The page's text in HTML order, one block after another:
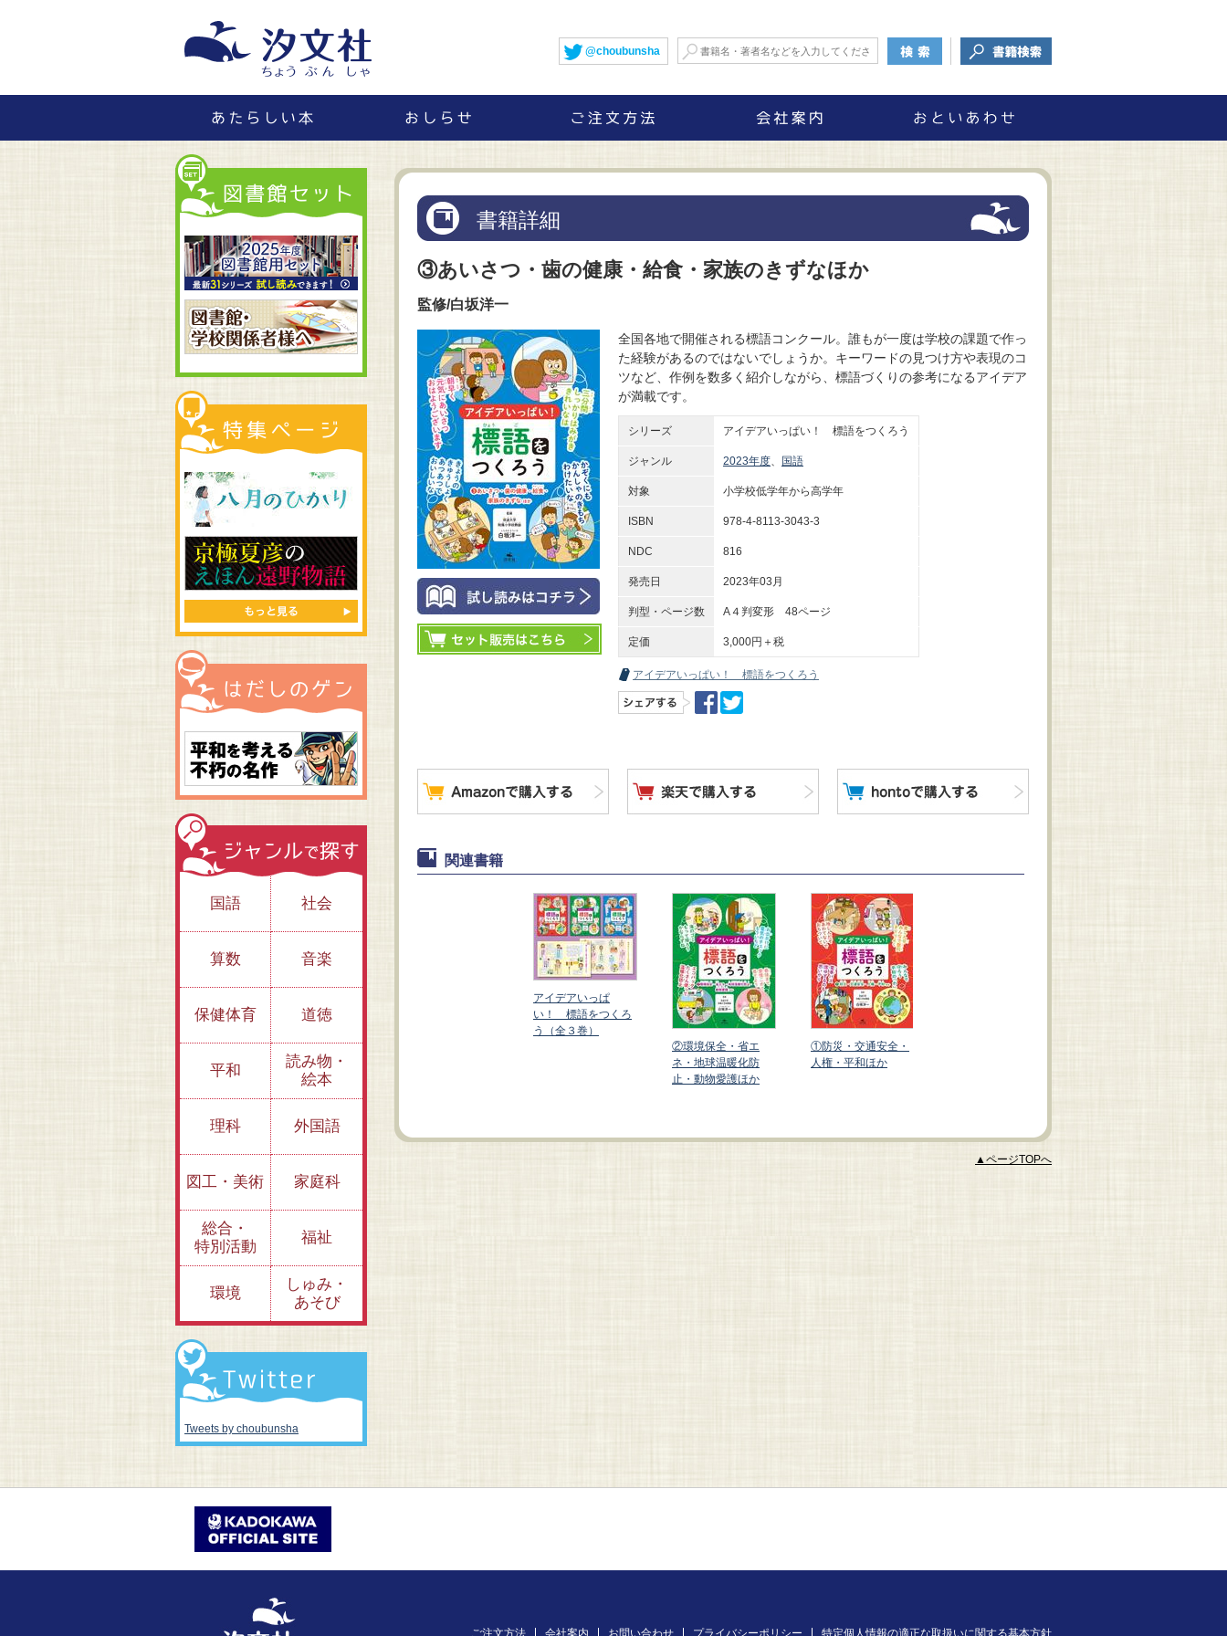
@choubunsha
書籍詳細
③あいさつ・歯の健康・給食・家族のきずなほか
監修/白坂洋一
全国各地で開催される標語コンクール。誰もが一度は学校の課題で作っ
た経験があるのではないでしょうか。キーワードの見つけ方や表現のコ
ツなど、作例を数多く紹介しながら、標語づくりの参考になるアイデア
が満載です。
シリーズ アイデアいっぱい！ 標語をつくろう
ジャンル 2023年度、 国語
対象 小学校低学年から高学年
ISBN 978-4-8113-3043-3
NDC 816
発売日 2023年03月
判型・ページ数 A４判変形 48ページ
定価 3,000円＋税
アイデアいっぱい！ 標語をつくろう
関連書籍
い！ 標語をつくろ
②環境保全・省エ
ネ・地球温暖化防
止・動物愛護ほか
アイデアいっぱ
い！ 標語をつくろ
う（全３巻）
②環境保全・省エ
ネ・地球温暖化防
止・動物愛護ほか
①防災・交通安全・
人権・平和ほか
▲ページTOPへ
国語 社会
算数 音楽
保健体育 道徳
平和
読み物・
絵本
理科 外国語
図工・美術 家庭科
総合・
特別活動
福祉
環境
しゅみ・
あそび
Tweets by choubunsha